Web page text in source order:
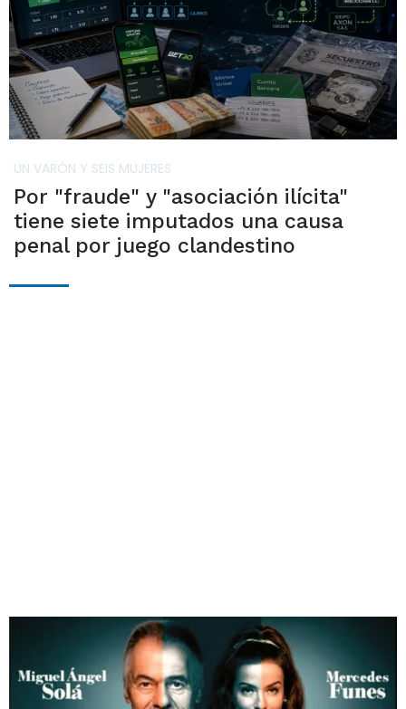
UN VARÓN Y SEIS MUJERES
Por "fraude" y "asociación ilícita"
tiene siete imputados una causa
penal por juego clandestino